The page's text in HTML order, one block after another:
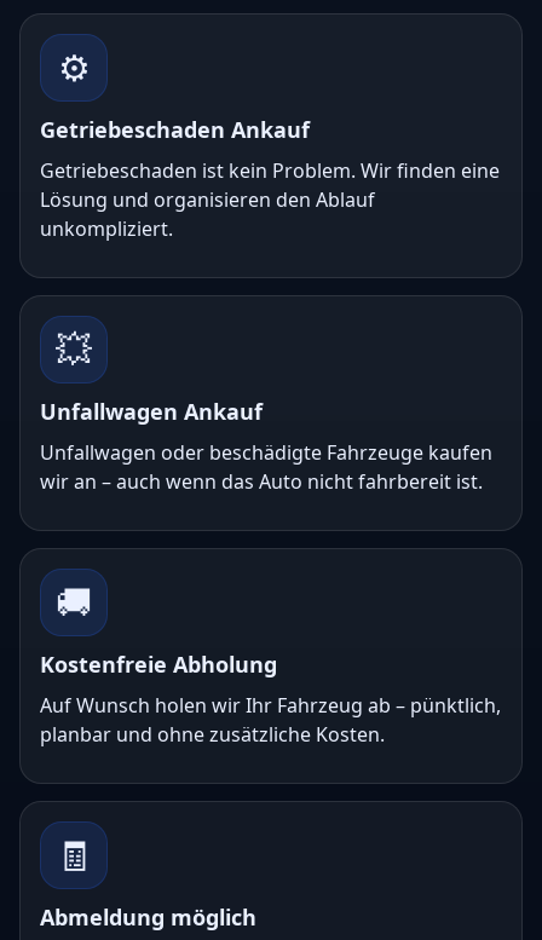
⚙️
Getriebeschaden Ankauf
Getriebeschaden ist kein Problem. Wir finden eine
Lösung und organisieren den Ablauf
unkompliziert.
💥
Unfallwagen Ankauf
Unfallwagen oder beschädigte Fahrzeuge kaufen
wir an – auch wenn das Auto nicht fahrbereit ist.
🚚
Kostenfreie Abholung
Auf Wunsch holen wir Ihr Fahrzeug ab – pünktlich,
planbar und ohne zusätzliche Kosten.
🧾
Abmeldung möglich